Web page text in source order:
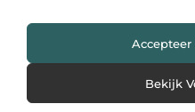
Accepteer
Bekijk
Nieuw op de
Nieuwe
No cure No pay